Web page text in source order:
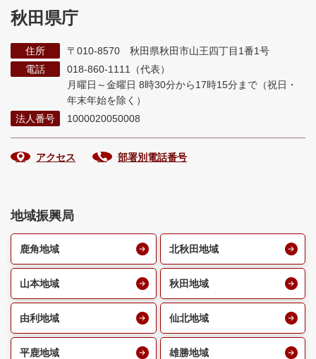
秋田県庁
住所
〒010-8570 秋田県秋田市山王四丁目1番1号
電話
018-860-1111（代表）
月曜日～金曜日 8時30分から17時15分まで （祝日・
年末年始を除く）
法人番号
1000020050008
アクセス 部署別電話番号
地域振興局
鹿角地域 北秋田地域
山本地域 秋田地域
由利地域 仙北地域
平鹿地域 雄勝地域